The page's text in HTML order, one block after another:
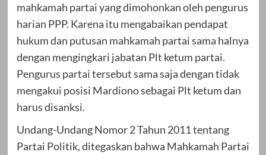
mahkamah partai yang dimohonkan oleh pengurus
harian PPP. Karena itu mengabaikan pendapat
hukum dan putusan mahkamah partai sama halnya
dengan mengingkari jabatan Plt ketum partai.
Pengurus partai tersebut sama saja dengan tidak
mengakui posisi Mardiono sebagai Plt ketum dan
harus disanksi.
Undang-Undang Nomor 2 Tahun 2011 tentang
Partai Politik, ditegaskan bahwa Mahkamah Partai